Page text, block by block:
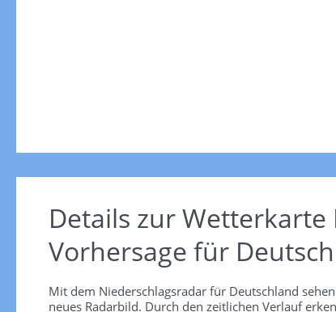
Details zur Wetterkarte
Vorhersage für
Mit dem Niederschlagsradar für Deutschland
neues Radarbild. Durch den zeitlichen Verlauf